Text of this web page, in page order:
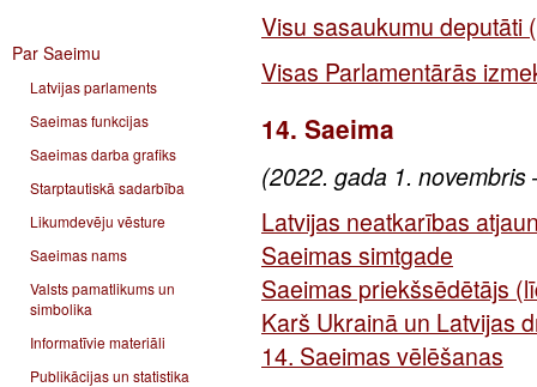
Par Saeimu
Latvijas parlaments
Saeimas funkcijas
Saeimas darba grafiks
Starptautiskā sadarbība
Likumdevēju vēsture
Saeimas nams
Valsts pamatlikums un
simbolika
Informatīvie materiāli
Publikācijas un statistika
Visu sasaukumu deputāti
Visas Parlamentārās
14. Saeima
(2022. gada 1. novembris
Latvijas neatkarības
Saeimas simtgade
Saeimas priekšsēdētājs
Karš Ukrainā un Latvijas
14. Saeimas vēlēšanas